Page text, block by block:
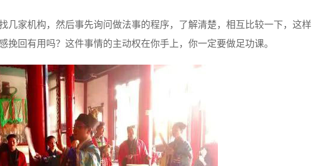
家机构，然后事先询问做法事的程序，了解清楚，相互比较一下，这样
挽回有用吗？这件事情的主动权在你手上，你一定要做足功课。